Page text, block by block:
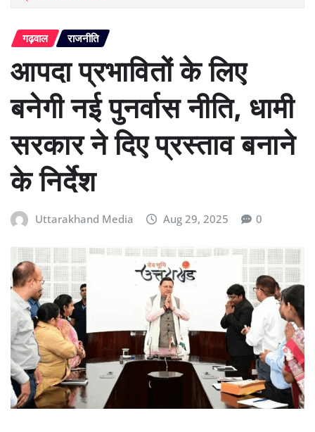
गढ़वाल राजनीति
आपदा प्रभावितों के लिए
बनेगी नई पुनर्वास नीति, धामी
सरकार ने दिए प्रस्ताव बनाने
के निर्देश
Uttarakhand Media Aug 29, 2025 0